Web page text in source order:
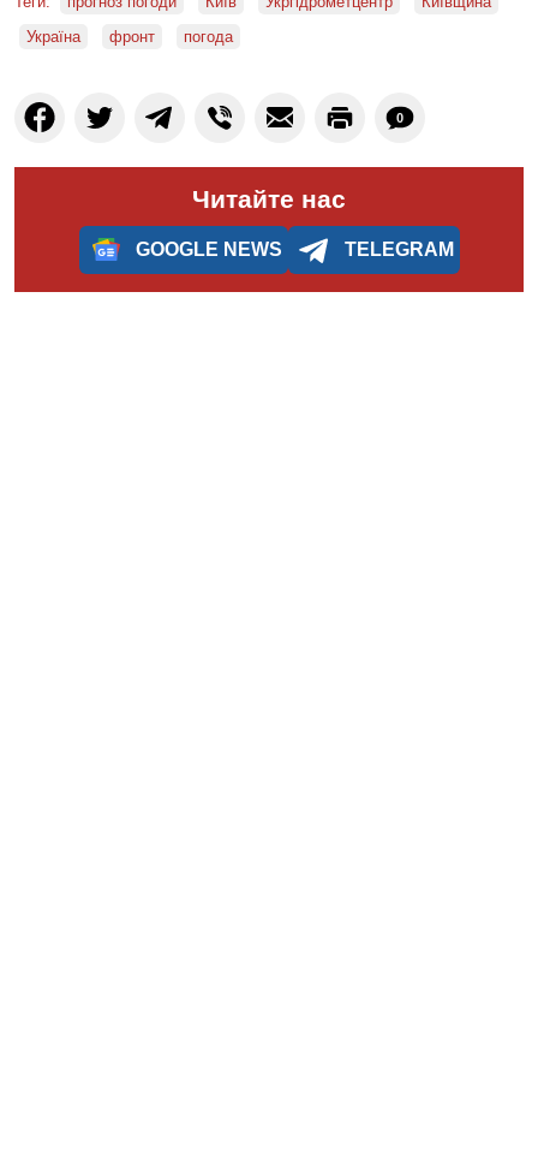
Україна
фронт погода
0
Читайте нас
GOOGLE NEWS TELEGRAM